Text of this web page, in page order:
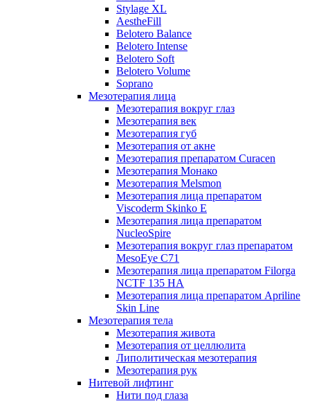
Stylage XL
AestheFill
Belotero Balance
Belotero Intense
Belotero Soft
Belotero Volume
Soprano
Мезотерапия лица
Мезотерапия вокруг глаз
Мезотерапия век
Мезотерапия губ
Мезотерапия от акне
Мезотерапия препаратом Curacen
Мезотерапия Монако
Мезотерапия Melsmon
Мезотерапия лица препаратом
Viscoderm Skinko E
Мезотерапия лица препаратом
NucleoSpire
Мезотерапия вокруг глаз препаратом
MesoEye С71
Мезотерапия лица препаратом Filorga
NCTF 135 HA
Мезотерапия лица препаратом Apriline
Skin Line
Мезотерапия тела
Мезотерапия живота
Мезотерапия от целлюлита
Липолитическая мезотерапия
Мезотерапия рук
Нитевой лифтинг
Нити под глаза